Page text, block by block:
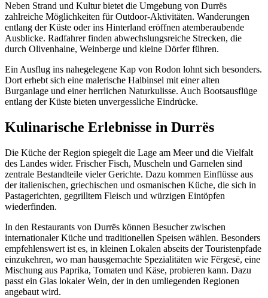
Neben Strand und Kultur bietet die Umgebung von Durrës
zahlreiche Möglichkeiten für Outdoor-Aktivitäten. Wanderungen
entlang der Küste oder ins Hinterland eröffnen atemberaubende
Ausblicke. Radfahrer finden abwechslungsreiche Strecken, die
durch Olivenhaine, Weinberge und kleine Dörfer führen.
Ein Ausflug ins nahegelegene Kap von Rodon lohnt sich besonders.
Dort erhebt sich eine malerische Halbinsel mit einer alten
Burganlage und einer herrlichen Naturkulisse. Auch Bootsausflüge
entlang der Küste bieten unvergessliche Eindrücke.
Kulinarische Erlebnisse in Durrës
Die Küche der Region spiegelt die Lage am Meer und die Vielfalt
des Landes wider. Frischer Fisch, Muscheln und Garnelen sind
zentrale Bestandteile vieler Gerichte. Dazu kommen Einflüsse aus
der italienischen, griechischen und osmanischen Küche, die sich in
Pastagerichten, gegrilltem Fleisch und würzigen Eintöpfen
wiederfinden.
In den Restaurants von Durrës können Besucher zwischen
internationaler Küche und traditionellen Speisen wählen. Besonders
empfehlenswert ist es, in kleinen Lokalen abseits der Touristenpfade
einzukehren, wo man hausgemachte Spezialitäten wie Fërgesë, eine
Mischung aus Paprika, Tomaten und Käse, probieren kann. Dazu
passt ein Glas lokaler Wein, der in den umliegenden Regionen
angebaut wird.